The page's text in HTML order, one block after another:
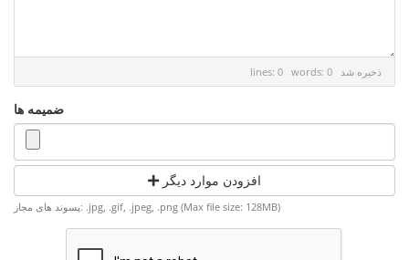
lines: 0 words: 0 ذخیره شد
ضمیمه ها
افزودن موارد دیگر
پسوند های مجاز: .jpg, .gif, .jpeg, .png (Max file size: 128MB)